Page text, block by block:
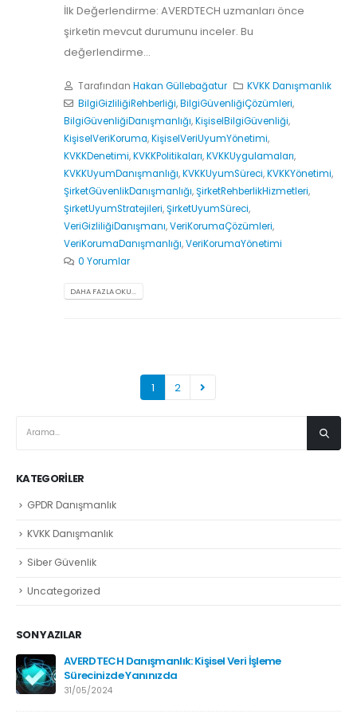
İlk Değerlendirme: AVERDTECH uzmanları önce
şirketin mevcut durumunu inceler. Bu
değerlendirme...
Tarafından Hakan Güllebağatur
KVKK Danışmanlık
BilgiGizliliğiRehberliği,BilgiGüvenliğiÇözümleri,
BilgiGüvenliğiDanışmanlığı,KişiselBilgiGüvenliği,
KişiselVeriKoruma,KişiselVeriUyumYönetimi,
KVKKDenetimi,KVKKPolitikaları,KVKKUygulamaları,
KVKKUyumDanışmanlığı,KVKKUyumSüreci,KVKKYönetimi,
ŞirketGüvenlikDanışmanlığı,ŞirketRehberlikHizmetleri,
ŞirketUyumStratejileri,ŞirketUyumSüreci,
VeriGizliliğiDanışmanı,VeriKorumaÇözümleri,
VeriKorumaDanışmanlığı,VeriKorumaYönetimi
0 Yorumlar
DAHA FAZLA OKU...
1 2
KATEGORILER
GPDR Danışmanlık
KVKK Danışmanlık
Siber Güvenlik
Uncategorized
SON YAZILAR
AVERDTECH Danışmanlık: Kişisel Veri İşleme
Sürecinizde Yanınızda
31/05/2024